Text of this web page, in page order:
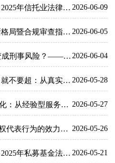
金融法观·年度报告（五）：2025年信托业法律合规报告——邬晓东 王立 2026-06-09
行政观察·浙江省招商引资新格局暨合规审查指南——王德兰 2026-06-05
衡问AI | 转售API为什么会变成刑事风险？——朱晓颖 2026-06-04
行政观察·批了才能建，建了就不要超：从真实案例看懂宅基地建房的规则和代价——王德兰 2026-05-28
AI时代律师行业的结构性变化：从经验型服务到判断型服务——王张微 2026-05-27
合伙企业执行事务合伙人越权代表行为的效力认定——朱晓阳 2026-05-26
金融法观·年度报告（四）：2025年私募基金法律合规报告——邬晓东 王立 2026-05-21